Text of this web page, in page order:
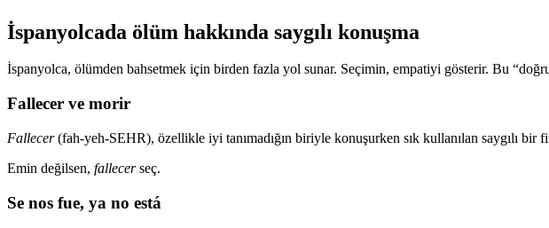
İspanyolcada ölüm hakkında saygılı konuşma
İspanyolca, ölümden bahsetmek için birden fazla yol sunar. Seçimin, empatiyi gösterir. Bu
Fallecer ve morir
Fallecer(fah-yeh-SEHR), özellikle iyi tanımadığın biriyle konuşurken sık kullanılan saygılı bir
Emin değilsen, fallecerseç.
Se nos fue, ya no está